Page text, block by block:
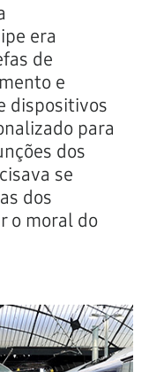
era
de
e
dispositivos
para
dos
se
dos
o moral do